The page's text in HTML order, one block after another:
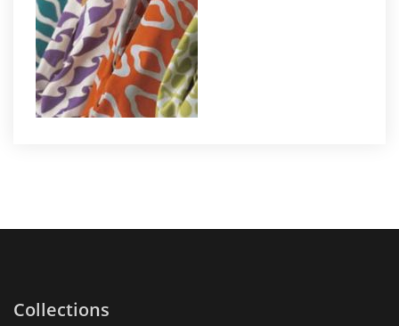
Collections